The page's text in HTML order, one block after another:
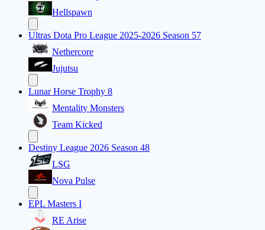
Hellspawn
Ultras Dota Pro League 2025-2026 Season 57
Nethercore
Jujutsu
Lunar Horse Trophy 8
Mentality Monsters
Team Kicked
Destiny League 2026 Season 48
LSG
Nova Pulse
EPL Masters I
RE Arise